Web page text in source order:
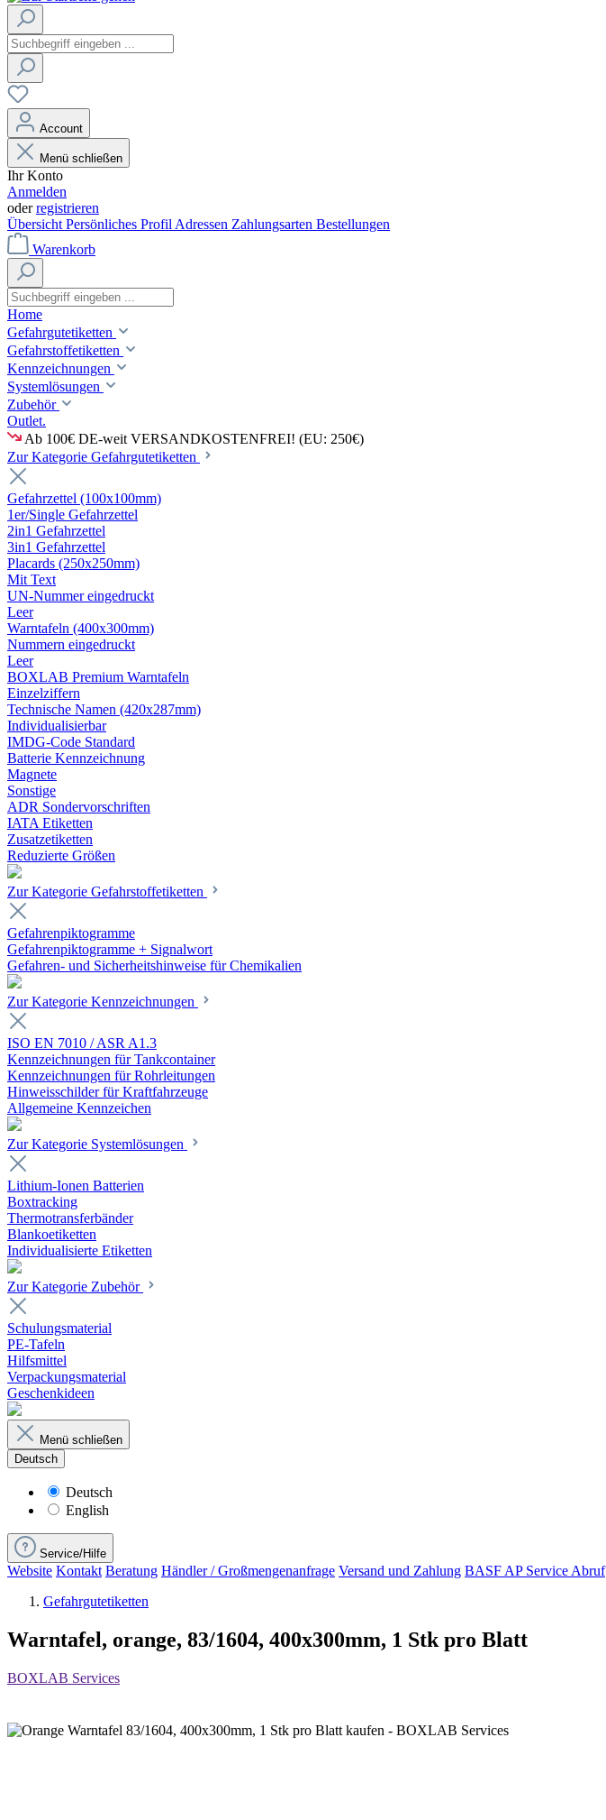
Account
Menü schließen
Ihr Konto
Anmelden
oderregistrieren
Übersicht Persönliches Profil Adressen Zahlungsarten Bestellungen
Warenkorb
Home
Gefahrgutetiketten
Gefahrstoffetiketten
Kennzeichnungen
Systemlösungen
Zubehör
Outlet.
Ab 100€ DE-weit VERSANDKOSTENFREI! (EU: 250€)
Zur Kategorie Gefahrgutetiketten
Gefahrzettel (100x100mm)
1er/Single Gefahrzettel
2in1 Gefahrzettel
3in1 Gefahrzettel
Placards (250x250mm)
Mit Text
UN-Nummer eingedruckt
Leer
Warntafeln (400x300mm)
Nummern eingedruckt
Leer
BOXLAB Premium Warntafeln
Einzelziffern
Technische Namen (420x287mm)
Individualisierbar
IMDG-Code Standard
Batterie Kennzeichnung
Magnete
Sonstige
ADR Sondervorschriften
IATA Etiketten
Zusatzetiketten
Reduzierte Größen
Zur Kategorie Gefahrstoffetiketten
Gefahrenpiktogramme
Gefahrenpiktogramme + Signalwort
Gefahren- und Sicherheitshinweise für Chemikalien
Zur Kategorie Kennzeichnungen
ISO EN 7010 / ASR A1.3
Kennzeichnungen für Tankcontainer
Kennzeichnungen für Rohrleitungen
Hinweisschilder für Kraftfahrzeuge
Allgemeine Kennzeichen
Zur Kategorie Systemlösungen
Lithium-Ionen Batterien
Boxtracking
Thermotransferbänder
Blankoetiketten
Individualisierte Etiketten
Zur Kategorie Zubehör
Schulungsmaterial
PE-Tafeln
Hilfsmittel
Verpackungsmaterial
Geschenkideen
Menü schließen
Deutsch
Deutsch
English
Service/Hilfe
Website Kontakt Beratung Händler / Großmengenanfrage Versand und Zahlung BASF AP Service Abruf
Gefahrgutetiketten
Warntafel, orange, 83/1604, 400x300mm, 1 Stk pro Blatt
BOXLAB Services